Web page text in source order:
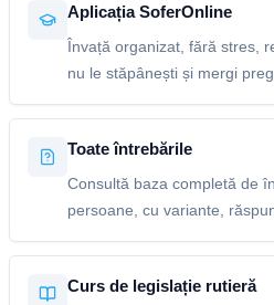
Aplicația SoferOnline
Învață organizat, fără stres,
nu le stăpânești și mergi
Toate întrebările
Consultă baza completă de
persoane, cu variante,
Curs de legislație rutieră